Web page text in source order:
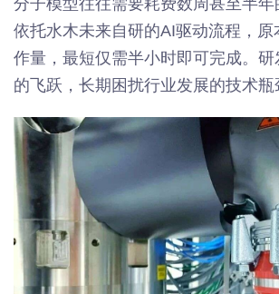
分子模型往往需要耗费数周甚至半年
依托水木未来自研的AI驱动流程，原
作量，最短仅需半小时即可完成。
的飞跃，长期困扰行业发展的技术瓶